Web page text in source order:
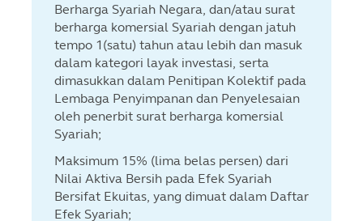
Berharga Syariah Negara, dan/atau surat
berharga komersial Syariah dengan jatuh
tempo 1(satu) tahun atau lebih dan masuk
dalam kategori layak investasi, serta
dimasukkan dalam Penitipan Kolektif pada
Lembaga Penyimpanan dan Penyelesaian
oleh penerbit surat berharga komersial
Syariah;
Maksimum 15% (lima belas persen) dari
Nilai Aktiva Bersih pada Efek Syariah
Bersifat Ekuitas, yang dimuat dalam Daftar
Efek Syariah;